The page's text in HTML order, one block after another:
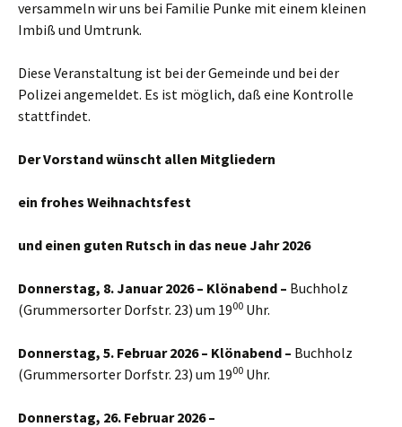
versammeln wir uns bei Familie Punke mit einem kleinen
Imbiß und Umtrunk.
Diese Veranstaltung ist bei der Gemeinde und bei der
Polizei angemeldet. Es ist möglich, daß eine Kontrolle
stattfindet.
Der Vorstand wünscht allen Mitgliedern
ein frohes Weihnachtsfest
und einen guten Rutsch in das neue Jahr 2026
Donnerstag, 8. Januar 2026 – Klönabend – Buchholz
(Grummersorter Dorfstr. 23) um 1900 Uhr.
Donnerstag, 5. Februar 2026 – Klönabend – Buchholz
(Grummersorter Dorfstr. 23) um 1900 Uhr.
Donnerstag, 26. Februar 2026 –